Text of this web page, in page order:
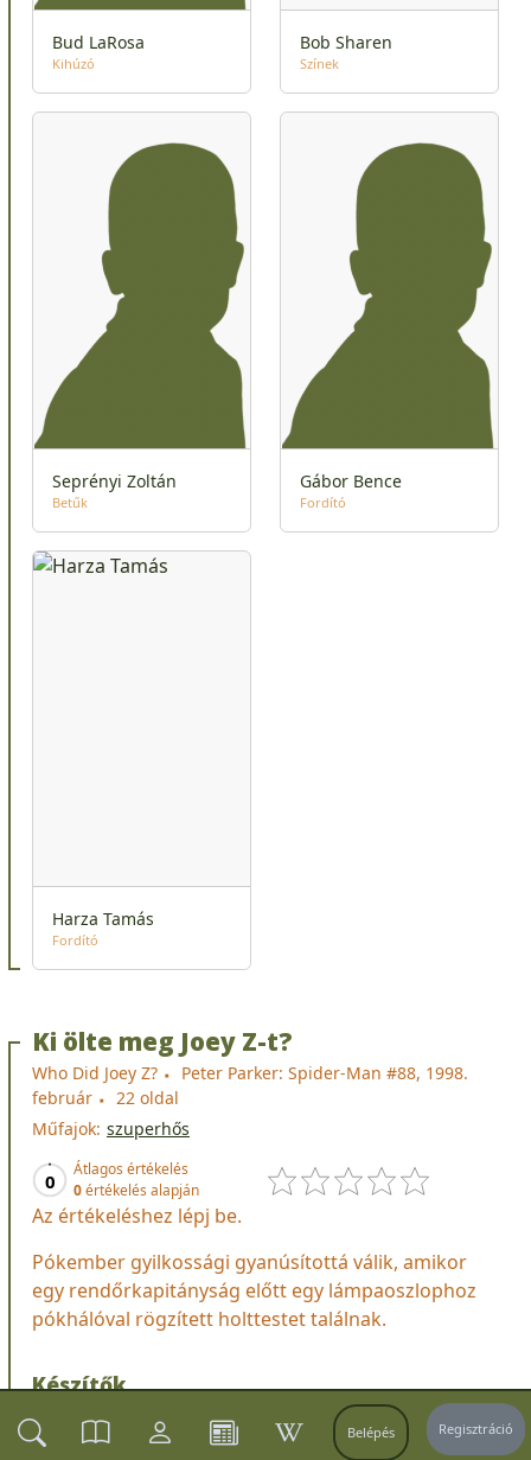
Belépés Regisztráció
Bud LaRosa
Kihúzó
Bob Sharen
Színek
Seprényi Zoltán
Betűk
Gábor Bence
Fordító
Harza Tamás
Fordító
Ki ölte meg Joey Z-t?
Who Did Joey Z?
Peter Parker: Spider-Man #88, 1998.
február
22 oldal
Műfajok: szuperhős
0
Átlagos értékelés
0értékelés alapján
Az értékeléshez lépj be.
Pókember gyilkossági gyanúsítottá válik, amikor
egy rendőrkapitányság előtt egy lámpaoszlophoz
pókhálóval rögzített holttestet találnak.
Készítők